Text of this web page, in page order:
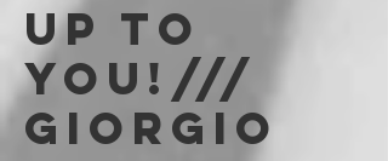
Up to
You!///
Giorgio